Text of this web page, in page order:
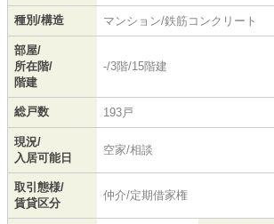
種別/構造 マンション/鉄筋コンクリート
部屋/
所在階/
階建
-/3階/15階建
総戸数 193戸
現況/
入居可能日
空家/相談
取引態様/
賃貸区分
仲介/定期借家権